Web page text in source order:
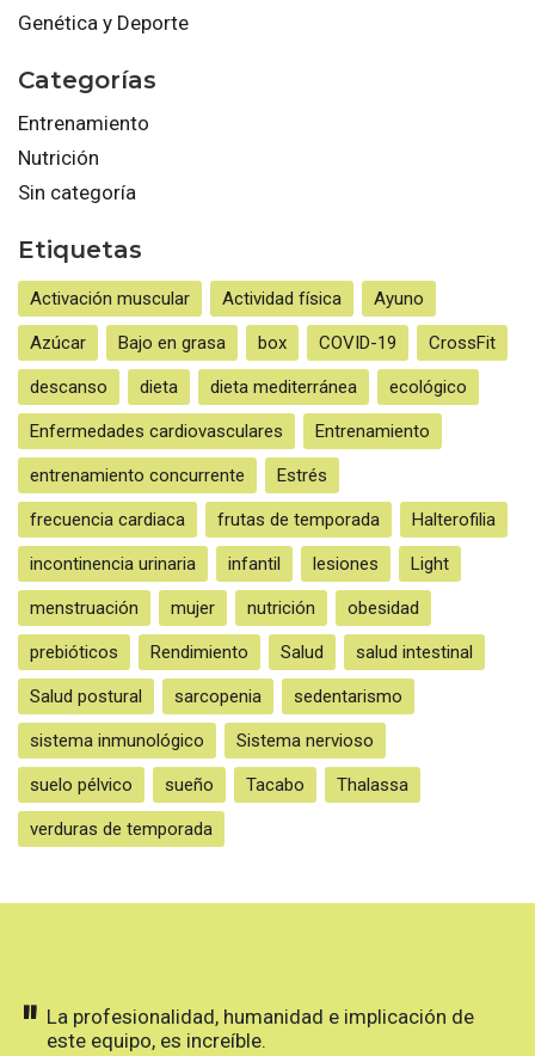
Genética y Deporte
Categorías
Entrenamiento
Nutrición
Sin categoría
Etiquetas
Activación muscular Actividad física Ayuno
Azúcar Bajo en grasa box COVID-19 CrossFit
descanso dieta dieta mediterránea ecológico
Enfermedades cardiovasculares Entrenamiento
entrenamiento concurrente Estrés
frecuencia cardiaca frutas de temporada Halterofilia
incontinencia urinaria infantil lesiones Light
menstruación mujer nutrición obesidad
prebióticos Rendimiento Salud salud intestinal
Salud postural sarcopenia sedentarismo
sistema inmunológico Sistema nervioso
suelo pélvico sueño Tacabo Thalassa
verduras de temporada
" La profesionalidad, humanidad e implicación de
este equipo, es increíble.